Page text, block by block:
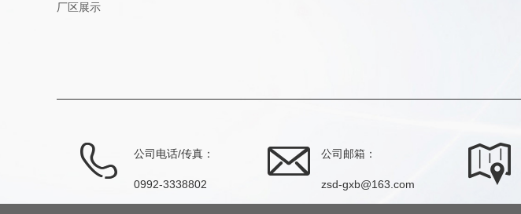
厂区展示
公司电话/传真：
0992-3338802
公司邮箱：
zsd-gxb@163.com